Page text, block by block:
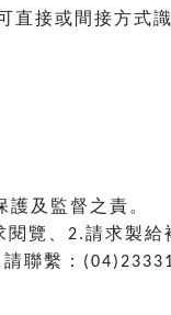
直接或間接方式
及監督之責。
覽、 2.請求製給
聯繫：